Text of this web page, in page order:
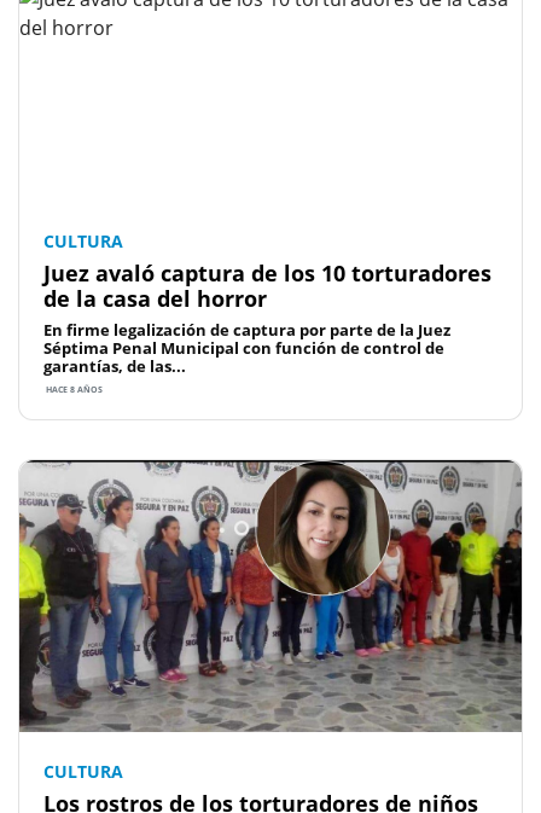
CULTURA
Juez avaló captura de los 10 torturadores
de la casa del horror
En firme legalización de captura por parte de la Juez
Séptima Penal Municipal con función de control de
garantías, de las...
HACE 8 AÑOS
CULTURA
Los rostros de los torturadores de niños